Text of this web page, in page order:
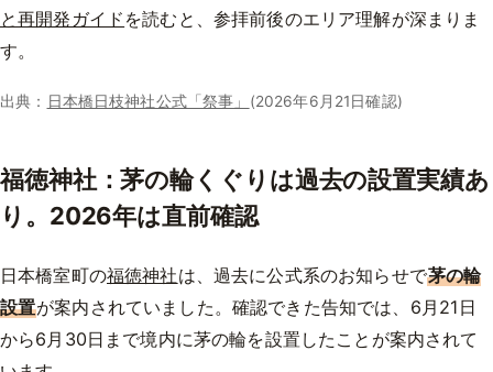
と再開発ガイド を読むと、参拝前後のエリア理解が深まりま
す。
出典： 日本橋日枝神社公式「祭事」 (2026年6月21日確認)
福徳神社：茅の輪くぐりは過去の設置実績あ
り。2026年は直前確認
日本橋室町の福徳神社は、過去に公式系のお知らせで茅の輪
設置が案内されていました。確認できた告知では、6月21日
から6月30日まで境内に茅の輪を設置したことが案内されて